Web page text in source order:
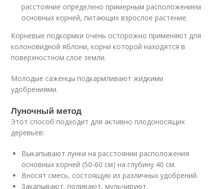
расстояние определено примерным расположением
основных корней, питающих взрослое растение.
Корневые подкормки очень осторожно применяют для
колоновидной яблони, корни которой находятся в
поверхностном слое земли.
Молодые саженцы подкармливают жидкими
удобрениями.
Луночный метод
Этот способ подходит для активно плодоносящих
деревьев:
Выкапывают лунки на расстоянии расположения
основных корней (50-60 см) на глубину 40 см.
Вносят смесь, состоящую из различных удобрений.
Закапывают, поливают, мульчируют.